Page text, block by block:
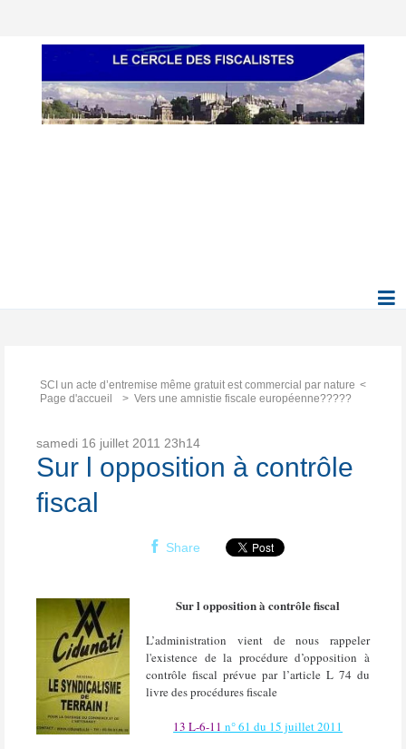
SCI un acte d’entremise même gratuit est commercial par nature
Page d'accueil
Vers une amnistie fiscale européenne?????
samedi 16 juillet 2011 23h14
Sur l opposition à contrôle
fiscal
Share
Sur l opposition à contrôle fiscal
L’administration vient de nous rappeler
l'existence de la procédure d’opposition à
contrôle fiscal prévue par l’article L 74 du
livre des procédures fiscale
13 L-6-11 n° 61 du 15 juillet 2011